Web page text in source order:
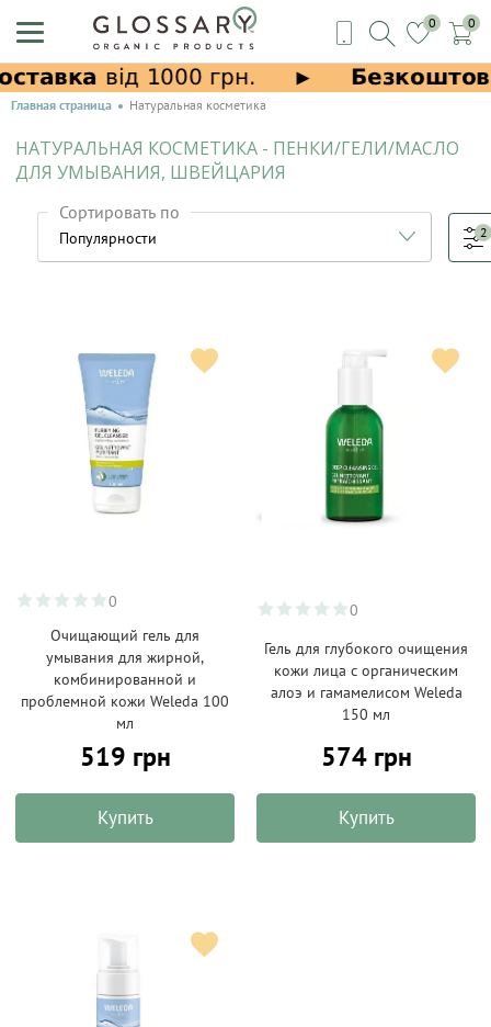
0 0
Главная страница Натуральная косметика
НАТУРАЛЬНАЯ КОСМЕТИКА - ПЕНКИ/ГЕЛИ/МАСЛО
ДЛЯ УМЫВАНИЯ, ШВЕЙЦАРИЯ
Сортировать по
2
0
Очищающий гель для
умывания для жирной,
комбинированной и
проблемной кожи Weleda 100
мл
519 грн
Купить
0
Гель для глубокого очищения
кожи лица с органическим
алоэ и гамамелисом Weleda
150 мл
574 грн
Купить